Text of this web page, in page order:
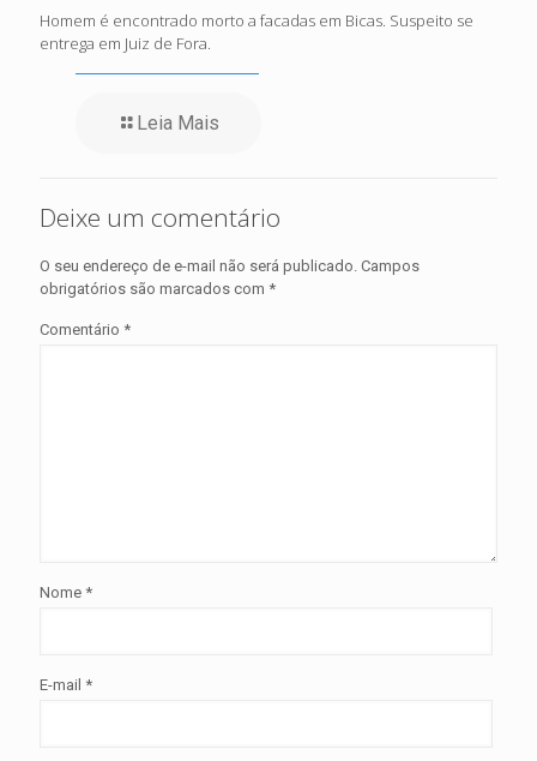
Homem é encontrado morto a facadas em Bicas. Suspeito se
entrega em Juiz de Fora.
Leia Mais
Deixe um comentário
O seu endereço de e-mail não será publicado. Campos
obrigatórios são marcados com *
Comentário *
Nome *
E-mail *